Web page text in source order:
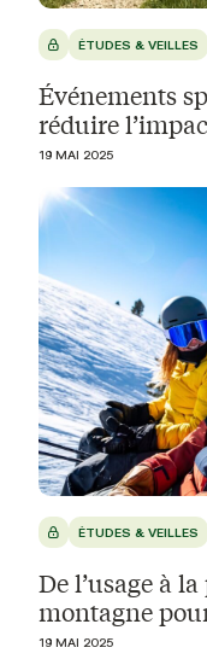
ÉTUDES & VEILLES
Événements
réduire
19 MAI 2025
ÉTUDES & VEILLES
De l’usage à
montagne
19 MAI 2025